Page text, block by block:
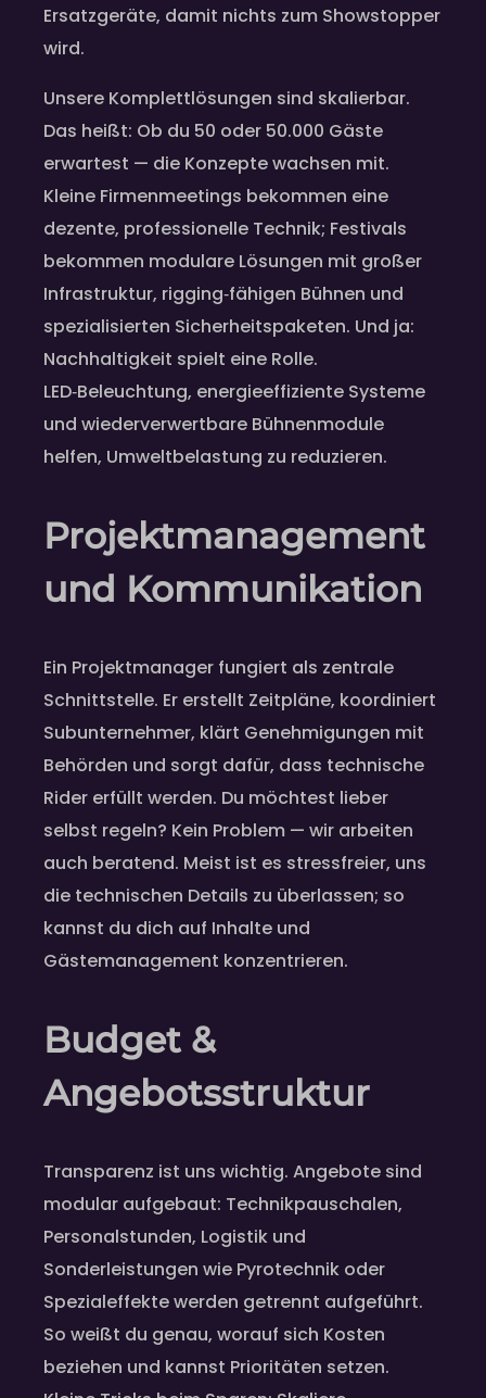
Ersatzgeräte, damit nichts zum Showstopper
wird.
Unsere Komplettlösungen sind skalierbar.
Das heißt: Ob du 50 oder 50.000 Gäste
erwartest — die Konzepte wachsen mit.
Kleine Firmenmeetings bekommen eine
dezente, professionelle Technik; Festivals
bekommen modulare Lösungen mit großer
Infrastruktur, rigging‑fähigen Bühnen und
spezialisierten Sicherheitspaketen. Und ja:
Nachhaltigkeit spielt eine Rolle.
LED‑Beleuchtung, energieeffiziente Systeme
und wiederverwertbare Bühnenmodule
helfen, Umweltbelastung zu reduzieren.
Projektmanagement
und Kommunikation
Ein Projektmanager fungiert als zentrale
Schnittstelle. Er erstellt Zeitpläne, koordiniert
Subunternehmer, klärt Genehmigungen mit
Behörden und sorgt dafür, dass technische
Rider erfüllt werden. Du möchtest lieber
selbst regeln? Kein Problem — wir arbeiten
auch beratend. Meist ist es stressfreier, uns
die technischen Details zu überlassen; so
kannst du dich auf Inhalte und
Gästemanagement konzentrieren.
Budget &
Angebotsstruktur
Transparenz ist uns wichtig. Angebote sind
modular aufgebaut: Technikpauschalen,
Personalstunden, Logistik und
Sonderleistungen wie Pyrotechnik oder
Spezialeffekte werden getrennt aufgeführt.
So weißt du genau, worauf sich Kosten
beziehen und kannst Prioritäten setzen.